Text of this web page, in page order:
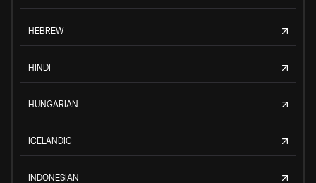
HEBREW
HINDI
HUNGARIAN
ICELANDIC
INDONESIAN